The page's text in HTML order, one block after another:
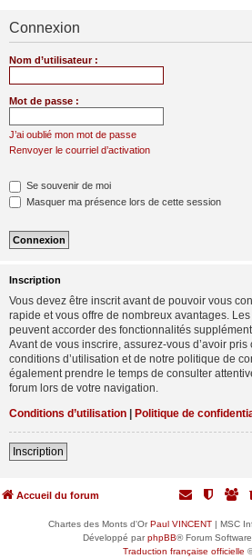
Connexion
Nom d’utilisateur :
Mot de passe :
J’ai oublié mon mot de passe
Renvoyer le courriel d’activation
Se souvenir de moi
Masquer ma présence lors de cette session
Inscription
Vous devez être inscrit avant de pouvoir vous
rapide et vous offre de nombreux avantages.
peuvent accorder des fonctionnalités
Avant de vous inscrire, assurez-vous d’avoir
conditions d’utilisation et de notre politique de
également prendre le temps de consulter
forum lors de votre navigation.
Conditions d’utilisation | Politique de
Inscription
Accueil du forum
Chartes des Monts d'OrPaul VINCENT| MSC
Développé parphpBB® Forum
Traduction française officielle